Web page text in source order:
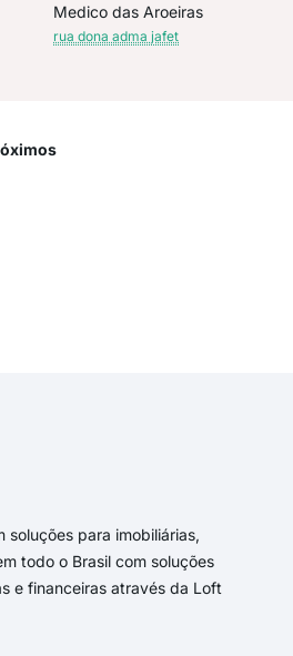
Medico das Aroeiras
rua dona adma jafet
soluções para imobiliárias,
todo o Brasil com soluções
e financeiras através da Loft